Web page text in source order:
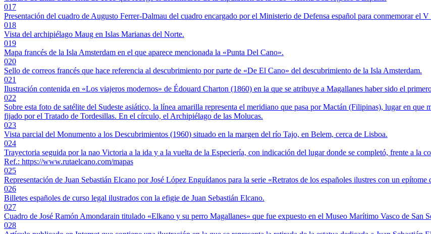
017
Presentación del cuadro de Augusto Ferrer-Dalmau del cuadro encargado por el Ministerio de Defensa español para conmemorar el
018
Vista del archipiélago Maug en Islas Marianas del Norte.
019
Mapa francés de la Isla Amsterdam en el que aparece mencionada la «Punta Del Cano».
020
Sello de correos francés que hace referencia al descubrimiento por parte de «De El Cano» del descubrimiento de la Isla Amsterdam.
021
Ilustración contenida en «Los viajeros modernos» de Édouard Charton (1860) en la que se atribuye a Magallanes haber sido el
022
Sobre esta foto de satélite del Sudeste asiático, la línea amarilla representa el meridiano que pasa por Mactán (Filipinas), lugar en
fijado por el Tratado de Tordesillas. En el círculo, el Archipiélago de las Molucas.
023
Vista parcial del Monumento a los Descubrimientos (1960) situado en la margen del río Tajo, en Belem, cerca de Lisboa.
024
Trayectoria seguida por la nao Victoria a la ida y a la vuelta de la Especiería, con indicación del lugar donde se completó, frente a la
Ref.: https://www.rutaelcano.com/mapas
025
Representación de Juan Sebastián Elcano por José López Enguídanos para la serie «Retratos de los españoles ilustres con un
026
Billetes españoles de curso legal ilustrados con la efigie de Juan Sebastián Elcano.
027
Cuadro de José Ramón Amondarain titulado «Elkano y su perro Magallanes» que fue expuesto en el Museo Marítimo Vasco de San
028